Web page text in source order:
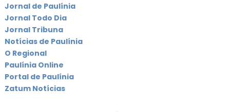
Jornal de Paulínia
Jornal Todo Dia
Jornal Tribuna
Notícias de Paulínia
O Regional
Paulínia Online
Portal de Paulínia
Zatum Notícias